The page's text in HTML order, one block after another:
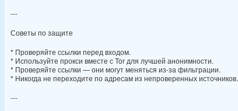
---
Советы по защите
* Проверяйте ссылки перед входом.
* Используйте прокси вместе с Tor для лучшей анонимности.
* Проверяйте ссылки — они могут меняться из-за фильтрации.
* Никогда не переходите по адресам из непроверенных источников.
---